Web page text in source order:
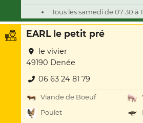
Tous les samedi de 07:30 à
EARL le petit pré
le vivier
49190 Denée
06 63 24 81 79
Viande de Boeuf
Poulet